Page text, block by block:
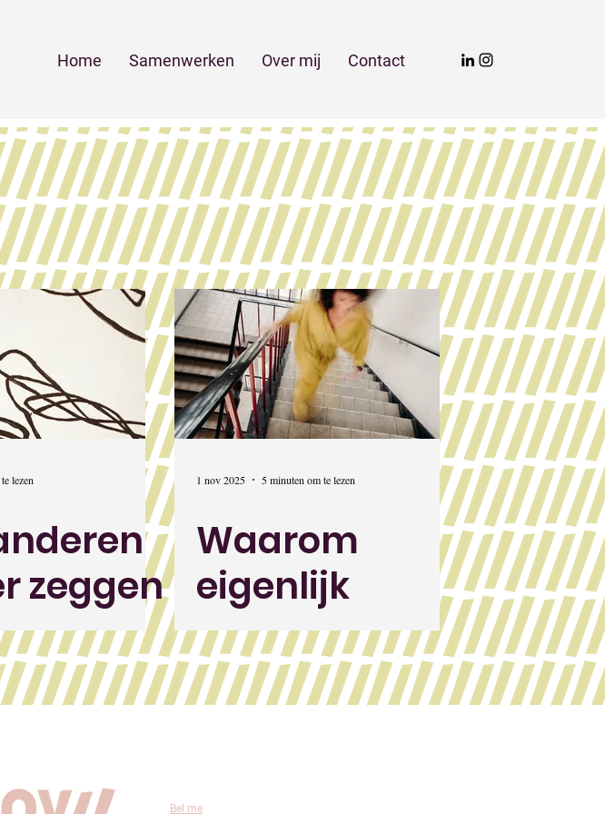
Home Samenwerken Over mij Contact
lezen
zeggen
1 nov 2025 5 minuten om te lezen
Waarom
eigenlijk
rituelen?
Bel me